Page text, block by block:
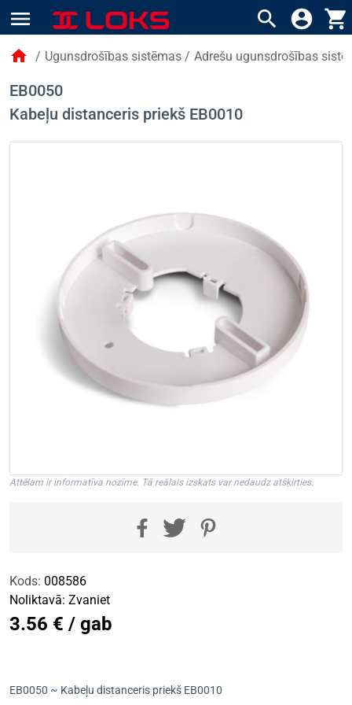
menu search account_circle shopping_cart
home / Ugunsdrošības sistēmas / Adrešu ugunsdrošības
EB0050
Kabeļu distanceris priekš EB0010
Attēlam ir informatīva nozīme. Tā reālais izskats var nedaudz atšķirties.
Kods: 008586
Noliktavā: Zvaniet
3.56 € / gab
EB0050 ~ Kabeļu distanceris priekš EB0010